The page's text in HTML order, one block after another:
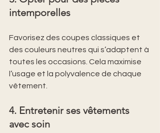
intemporelles
Favorisez des coupes classiques et
des couleurs neutres qui s’adaptent à
toutes les occasions. Cela maximise
l’usage et la polyvalence de chaque
vêtement.
4. Entretenir ses vêtements
avec soin